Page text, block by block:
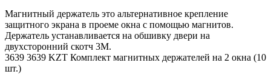
Магнитный держатель это альтернативное крепление
защитного экрана в проеме окна с помощью магнитов.
Держатель устанавливается на обшивку двери на
двухсторонний скотч 3М.
3639 3639 KZT Комплект магнитных держателей на 2 окна (10
шт.)